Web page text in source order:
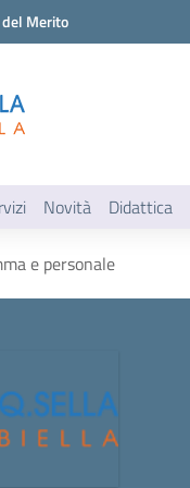
Merito
Novità Didattica
e personale